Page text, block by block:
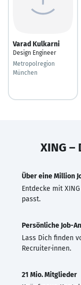
Varad Kulkarni
Design Engineer
Metropolregion
München
XING
Über eine Million
Entdecke mit
passt.
Persönliche Job-
Lass Dich finden
Recruiter·innen.
21 Mio. Mitglieder